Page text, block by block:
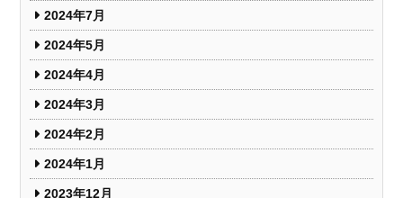
2024年7月
2024年5月
2024年4月
2024年3月
2024年2月
2024年1月
2023年12月